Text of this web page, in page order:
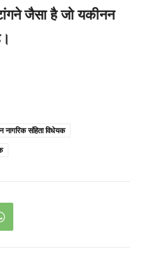
जैसा है जो यकीनन
नागरिक संहिता विधेयक